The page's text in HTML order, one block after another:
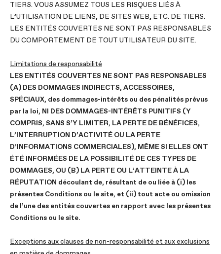
TIERS. VOUS ASSUMEZ TOUS LES RISQUES LIÉS À
L’UTILISATION DE LIENS, DE SITES WEB, ETC. DE TIERS.
LES ENTITÉS COUVERTES NE SONT PAS RESPONSABLES
DU COMPORTEMENT DE TOUT UTILISATEUR DU SITE.
Limitations de responsabilité
LES ENTITÉS COUVERTES NE SONT PAS RESPONSABLES
(A) DES DOMMAGES INDIRECTS, ACCESSOIRES,
SPÉCIAUX, des dommages-intérêts ou des pénalités prévus
par la loi, NI DES DOMMAGES-INTÉRÊTS PUNITIFS (Y
COMPRIS, SANS S’Y LIMITER, LA PERTE DE BÉNÉFICES,
L’INTERRUPTION D’ACTIVITÉ OU LA PERTE
D’INFORMATIONS COMMERCIALES), MÊME SI ELLES ONT
ÉTÉ INFORMÉES DE LA POSSIBILITÉ DE CES TYPES DE
DOMMAGES, OU (B) LA PERTE OU L’ATTEINTE À LA
RÉPUTATION découlant de, résultant de ou liée à (i) les
présentes Conditions ou le site, et (ii) tout acte ou omission
de l’une des entités couvertes en rapport avec les présentes
Conditions ou le site.
Exceptions aux clauses de non-responsabilité et aux exclusions